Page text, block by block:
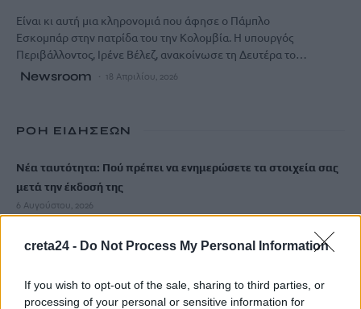
creta24 - Do Not Process My Personal Information
If you wish to opt-out of the sale, sharing to third parties, or
processing of your personal or sensitive information for
Είναι κι αυτή μια κληρονομιά που άφησε ο Πάμπλο
Εσκομπάρ στην πατρίδα του την Κολομβία. Η υπουργός
Περιβάλλοντος, Ιρένε Βέλεζ, ανακοίνωσε τη Δευτέρα το…
Newsroom 18 Απριλίου, 2026
ΡΟΗ ΕΙΔΗΣΕΩΝ
Νέα ταυτότητα: Πού πρέπει να ενημερώσετε τα στοιχεία σας
μετά την έκδοσή της
6 Αυγούστου, 2026
Ιδρώτας και διατροφή το καλοκαίρι: Ποιες τροφές προκαλούν
6 Αυγούστου, 2026